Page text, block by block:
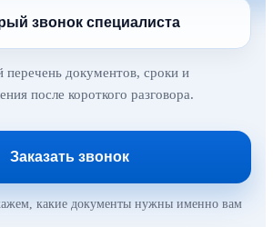
звонок специалиста
документов, сроки и
после короткого разговора.
Заказать звонок
какие документы нужны именно вам